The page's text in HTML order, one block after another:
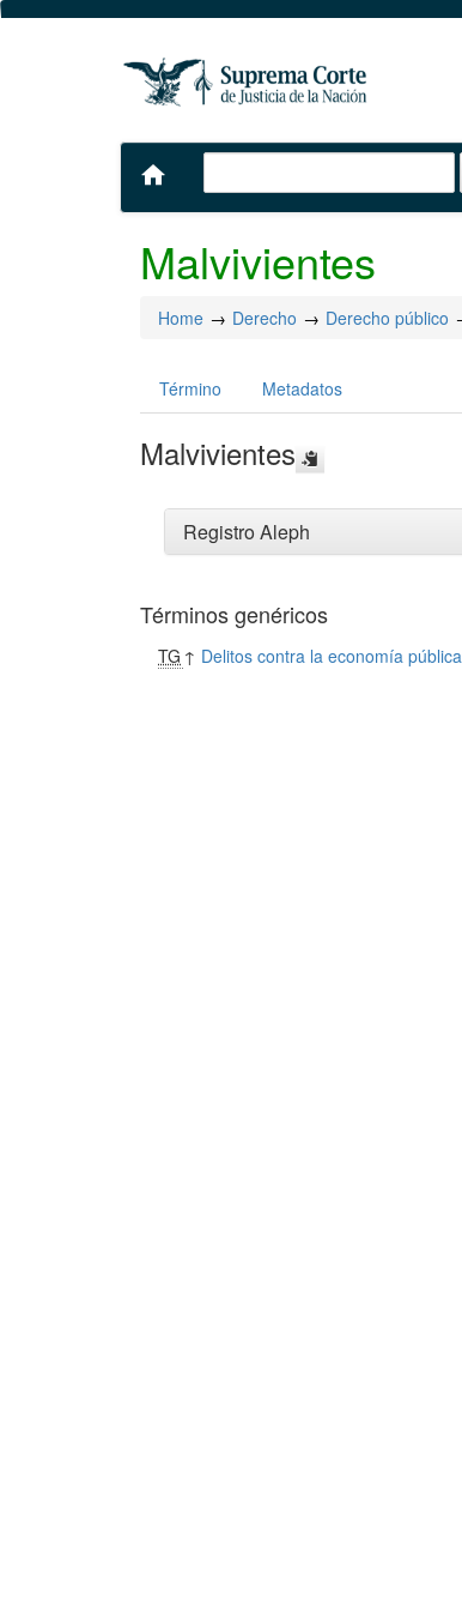
home
Malvivientes
Home Derecho Derecho público
Término Metadatos
Malvivientes
Registro Aleph
Términos genéricos
TG ↑ Delitos contra la economía pública